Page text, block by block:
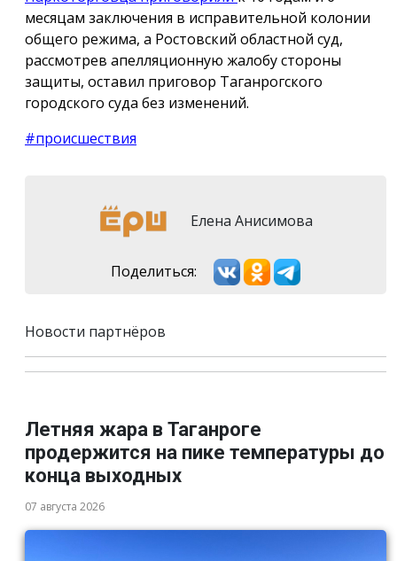
месяцам заключения в исправительной колонии
общего режима, а Ростовский областной суд,
рассмотрев апелляционную жалобу стороны
защиты, оставил приговор Таганрогского
городского суда без изменений.
#происшествия
Елена Анисимова
Поделиться:
Новости партнёров
Летняя жара в Таганроге
продержится на пике температуры до
конца выходных
07 августа 2026